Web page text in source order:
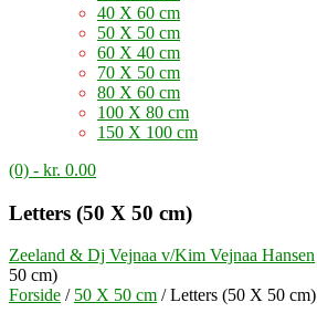
40 X 60 cm
50 X 50 cm
60 X 40 cm
70 X 50 cm
80 X 60 cm
100 X 80 cm
150 X 100 cm
(0) - kr. 0.00
Letters (50 X 50 cm)
Zeeland & Dj Vejnaa v/Kim Vejnaa Hansen
50 cm)
Forside / 50 X 50 cm / Letters (50 X 50 cm)